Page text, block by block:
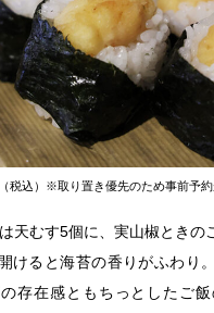
税込）※取り置き優先のため事前予
は天むす5個に、実山椒ときの
けると海苔の香りがふわり
存在感ともちっとしたご